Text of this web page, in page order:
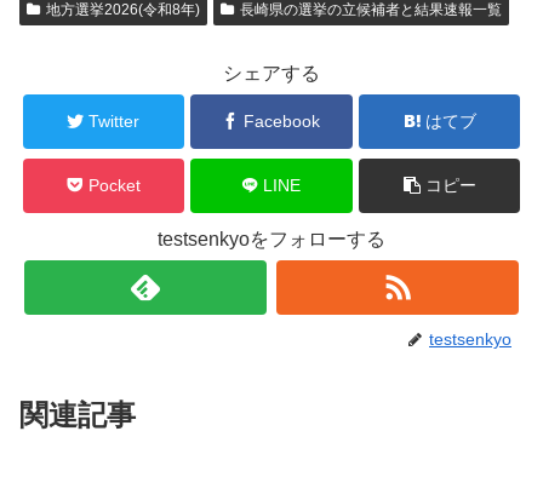
地方選挙2026(令和8年) 長崎県の選挙の立候補者と結果速報一覧
シェアする
Twitter Facebook はてブ
Pocket LINE コピー
testsenkyoをフォローする
testsenkyo
関連記事